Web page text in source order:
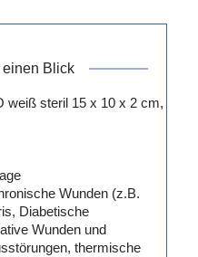
einen Blick
weiß steril 15 x 10 x 2 cm,
Wunden (z.B.
Diabetische
Wunden und
thermische